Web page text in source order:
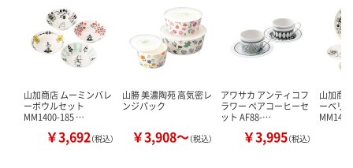
山加商店 ムーミンバレ
ーボウルセット
MM1400-185 …
￥3,692（税込）
山勝 美濃陶苑 高気密レ
ンジパック
￥3,908～（税込）
アワサカ アンティコフ
ラワー ペアコーヒーセ
ット AF88-…
￥3,995（税込）
山加商
ーベリ